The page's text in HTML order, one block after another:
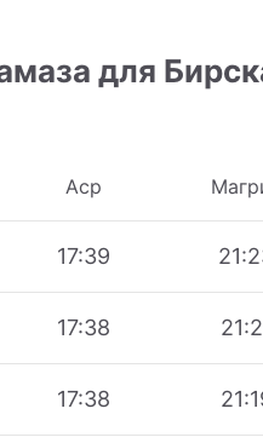
для
Аср
17:39
17:38
17:38